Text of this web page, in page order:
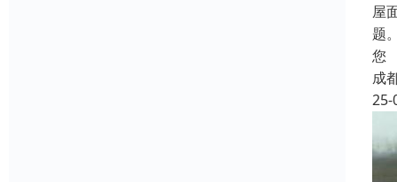
屋
题
您
成
25-